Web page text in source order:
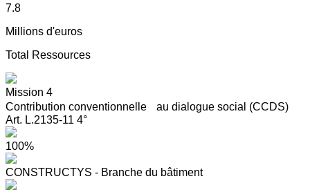
7.8
Millions d'euros
Total Ressources
Mission 4
Contribution conventionnelle au dialogue social (CCDS)
Art. L.2135-11 4°
100%
CONSTRUCTYS - Branche du bâtiment